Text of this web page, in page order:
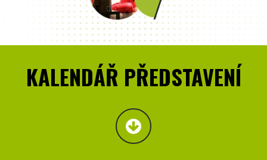
KALENDÁŘ PŘEDSTAVENÍ